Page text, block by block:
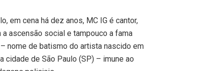
em cena há dez anos, MC IG é cantor,
ascensão social e tampouco a fama
nome de batismo do artista nascido em
cidade de São Paulo (SP) – imune ao